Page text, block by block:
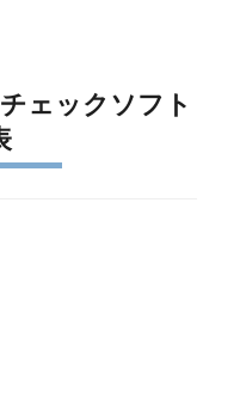
ェックソフト